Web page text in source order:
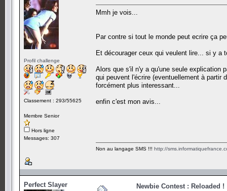
Profil challenge
Classement : 293/55625
Membre Senior
Hors ligne
Messages: 307
Mmh je vois...
Par contre si tout le monde peut ecrire ça
Et décourager ceux qui veulent lire... si y a
Alors que s'il n'y a qu'une seule explication
qui peuvent l'écrire (eventuellement à partir
forcément plus interessant...
enfin c'est mon avis...
Non au langage SMS !!! http://
Perfect Slayer Newbie Contest : Reloaded !